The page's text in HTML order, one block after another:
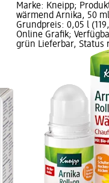
Marke: Kneipp;
wärmend Arnika, 50
Grundpreis: 0,05 l
Online Grafik;
grün Lieferbar, Status